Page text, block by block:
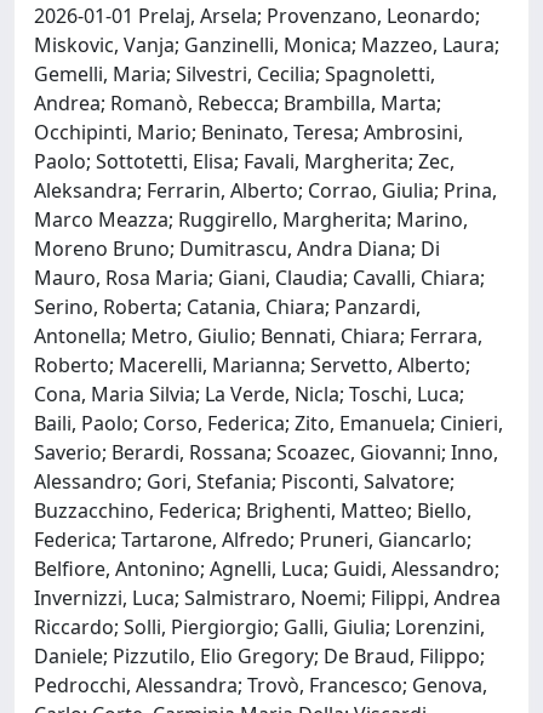
2026-01-01 Prelaj, Arsela; Provenzano, Leonardo;
Miskovic, Vanja; Ganzinelli, Monica; Mazzeo, Laura;
Gemelli, Maria; Silvestri, Cecilia; Spagnoletti,
Andrea; Romanò, Rebecca; Brambilla, Marta;
Occhipinti, Mario; Beninato, Teresa; Ambrosini,
Paolo; Sottotetti, Elisa; Favali, Margherita; Zec,
Aleksandra; Ferrarin, Alberto; Corrao, Giulia; Prina,
Marco Meazza; Ruggirello, Margherita; Marino,
Moreno Bruno; Dumitrascu, Andra Diana; Di
Mauro, Rosa Maria; Giani, Claudia; Cavalli, Chiara;
Serino, Roberta; Catania, Chiara; Panzardi,
Antonella; Metro, Giulio; Bennati, Chiara; Ferrara,
Roberto; Macerelli, Marianna; Servetto, Alberto;
Cona, Maria Silvia; La Verde, Nicla; Toschi, Luca;
Baili, Paolo; Corso, Federica; Zito, Emanuela; Cinieri,
Saverio; Berardi, Rossana; Scoazec, Giovanni; Inno,
Alessandro; Gori, Stefania; Pisconti, Salvatore;
Buzzacchino, Federica; Brighenti, Matteo; Biello,
Federica; Tartarone, Alfredo; Pruneri, Giancarlo;
Belfiore, Antonino; Agnelli, Luca; Guidi, Alessandro;
Invernizzi, Luca; Salmistraro, Noemi; Filippi, Andrea
Riccardo; Solli, Piergiorgio; Galli, Giulia; Lorenzini,
Daniele; Pizzutilo, Elio Gregory; De Braud, Filippo;
Pedrocchi, Alessandra; Trovò, Francesco; Genova,